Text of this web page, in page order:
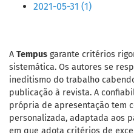
2021-05-31 (1)
A Tempus garante critérios
sistemática. Os autores se
ineditismo do trabalho
publicação à revista. A
própria de apresentação tem
personalizada, adaptada aos